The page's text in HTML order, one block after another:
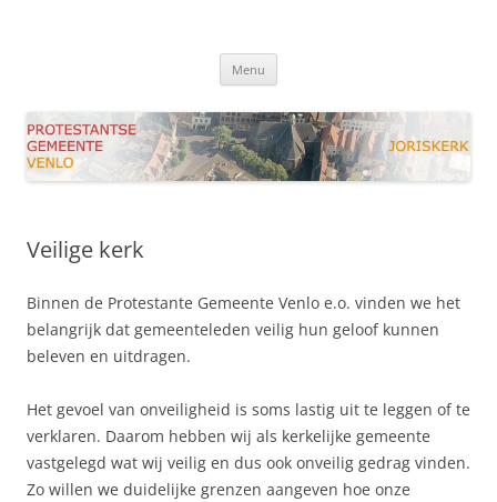
Menu
Veilige kerk
Binnen de Protestante Gemeente Venlo e.o. vinden we het
belangrijk dat gemeenteleden veilig hun geloof kunnen
beleven en uitdragen.
Het gevoel van onveiligheid is soms lastig uit te leggen of te
verklaren. Daarom hebben wij als kerkelijke gemeente
vastgelegd wat wij veilig en dus ook onveilig gedrag vinden.
Zo willen we duidelijke grenzen aangeven hoe onze